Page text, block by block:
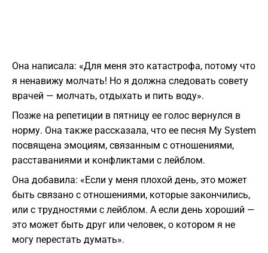
Она написала: «Для меня это катастрофа, потому что
я ненавижу молчать! Но я должна следовать совету
врачей — молчать, отдыхать и пить воду».
Позже на репетиции в пятницу ее голос вернулся в
норму. Она также рассказала, что ее песня My System
посвящена эмоциям, связанным с отношениями,
расставаниями и конфликтами с лейблом.
Она добавила: «Если у меня плохой день, это может
быть связано с отношениями, которые закончились,
или с трудностями с лейблом. А если день хороший —
это может быть друг или человек, о котором я не
могу перестать думать».